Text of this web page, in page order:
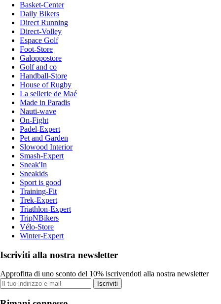
Basket-Center
Daily Bikers
Direct Running
Direct-Volley
Espace Golf
Foot-Store
Galoppostore
Golf and co
Handball-Store
House of Rugby
La sellerie de Maé
Made in Paradis
Nauti-wave
On-Fight
Padel-Expert
Pet and Garden
Slowood Interior
Smash-Expert
Sneak'In
Sneakids
Sport is good
Training-Fit
Trek-Expert
Triathlon-Expert
TripNBikers
Vélo-Store
Winter-Expert
Iscriviti alla nostra newsletter
Approfitta di uno sconto del 10% iscrivendoti alla nostra newsletter
Iscriviti